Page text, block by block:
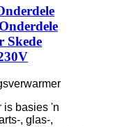
Skede
is basies 'n
, glas-,